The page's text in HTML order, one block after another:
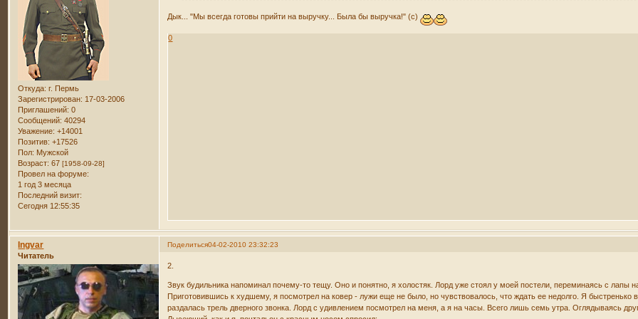
Откуда: г. Пермь
Зарегистрирован: 17-03-2006
Приглашений: 0
Сообщений: 40294
Уважение: +14001
Позитив: +17526
Пол: Мужской
Возраст: 67[1958-09-28]
Провел на форуме:
1 год 3 месяца
Последний визит:
Сегодня 12:55:35
Дык... "Мы всегда готовы прийти на выручку... Была бы выручка!" (с)
0
Поделиться04-02-2010 23:32:23
Ingvar
Читатель
2.
Звук будильника напоминал почему-то тещу. Оно и понятно, я холостяк. Лорд уже стоял у моей постели, переминаясь с лапы
Приготовившись к худшему, я посмотрел на ковер - лужи еще не было, но чувствовалось, что ждать ее недолго. Я быстренько
раздалась трель дверного звонка. Лорд с удивлением посмотрел на меня, а я на часы. Всего лишь семь утра. Оглядываясь